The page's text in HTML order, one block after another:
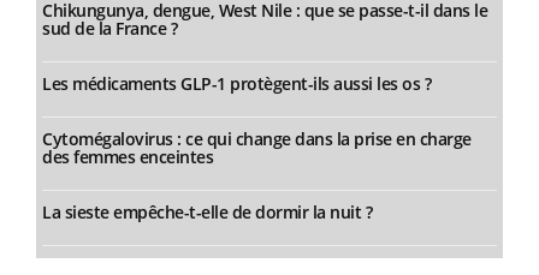
Chikungunya, dengue, West Nile : que se passe-t-il dans le
sud de la France ?
Les médicaments GLP-1 protègent-ils aussi les os ?
Cytomégalovirus : ce qui change dans la prise en charge
des femmes enceintes
La sieste empêche-t-elle de dormir la nuit ?